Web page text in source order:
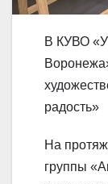
В КУВО
радость»
На
группы